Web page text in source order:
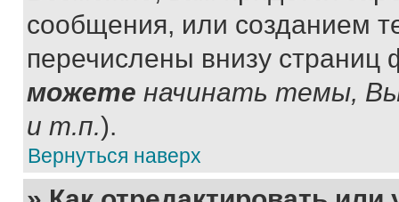
сообщения, или созданием
перечислены внизу
можете начинать темы,
и т.п.).
Вернуться наверх